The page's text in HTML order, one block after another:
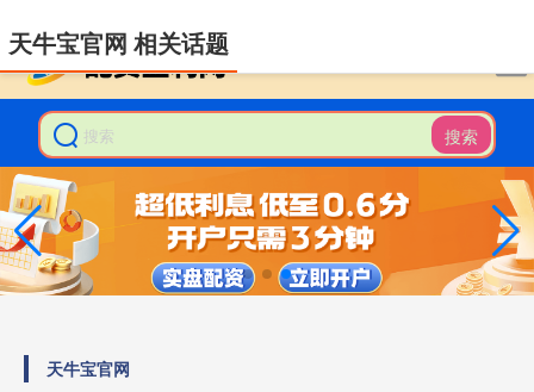
搜索
天牛宝官网
天牛宝官网 相关话题